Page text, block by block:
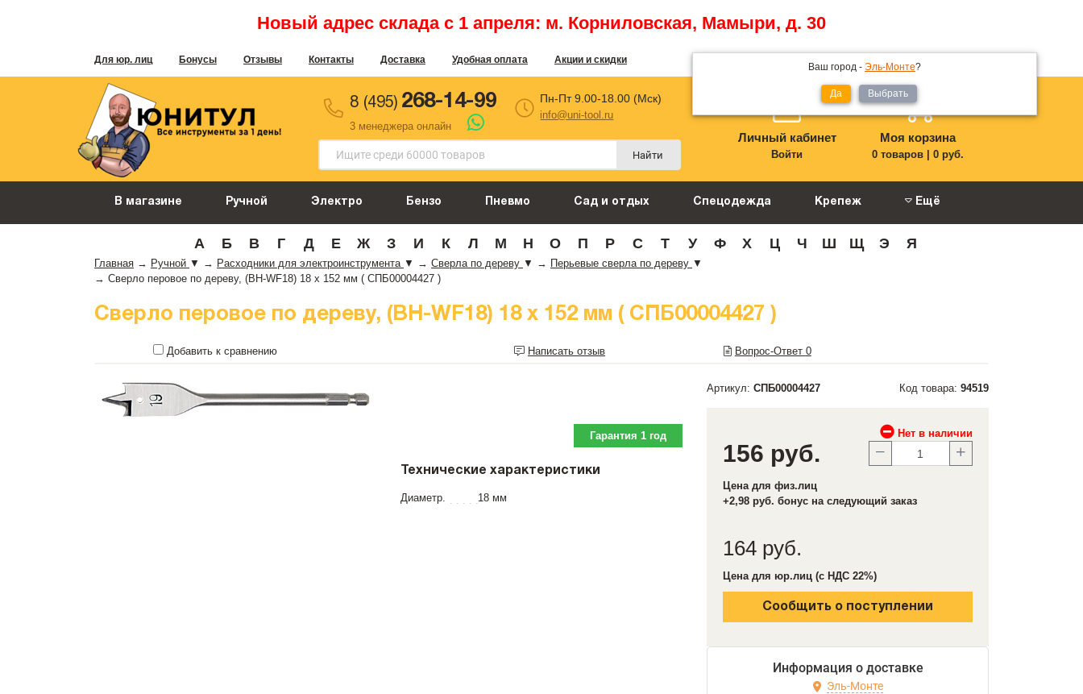
Новый адрес склада с 1 апреля: м. Корниловская, Мамыри, д. 30
Для юр. лиц Бонусы Отзывы Контакты Доставка Удобная оплата Акции и скидки
Ваш город - Эль-Монте?
Да Выбрать
8 (495) 268-14-99
3 менеджера онлайн
Пн-Пт 9.00-18.00 (Мск)
info@uni-tool.ru
Найти
Личный кабинет
Войти
Моя корзина
0 товаров| 0 руб.
В магазине Ручной Электро Бензо Пневмо Сад и отдых Спецодежда Крепеж Ещё
А Б В Г Д Е Ж З И К Л М Н О П Р С Т У Ф Х Ц Ч Ш Щ Э Я
Главная → Ручной ▼ → Расходники для электроинструмента ▼ → Сверла по дереву ▼ → Перьевые сверла по дереву ▼
→ Сверло перовое по дереву, (BH-WF18) 18 х 152 мм ( СПБ00004427 )
Сверло перовое по дереву, (BH-WF18) 18 х 152 мм ( СПБ00004427 )
Добавить к сравнению Написать отзыв Вопрос-Ответ 0
Артикул: СПБ00004427 Код товара: 94519
Гарантия 1 год
Технические характеристики
Диаметр. 18 мм
Нет в наличии
156 руб.
Цена для физ.лиц
+2,98 руб. бонус на следующий заказ
164 руб.
Цена для юр.лиц (с НДС 22%)
Сообщить о поступлении
Информация о доставке
Эль-Монте